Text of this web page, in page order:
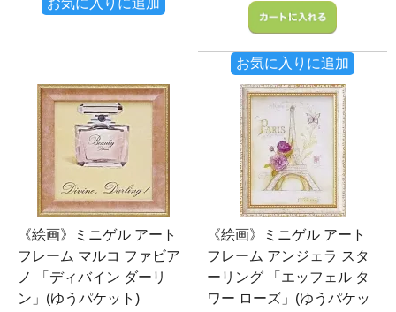
お気に入りに追加
《絵画》ミニゲル アート
フレーム マルコ ファビア
ノ 「ディバイン ダーリ
ン」(ゆうパケット)
《絵画》ミニゲル アート
フレーム アンジェラ スタ
ーリング 「エッフェル タ
ワー ローズ」(ゆうパケッ